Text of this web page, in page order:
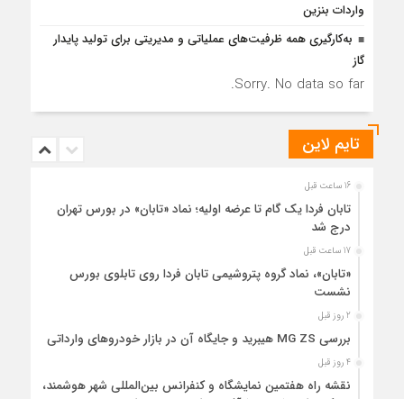
واردات بنزین
به‌کارگیری همه ظرفیت‌های عملیاتی و مدیریتی برای تولید پایدار
گاز
Sorry. No data so far.
تایم لاین
16 ساعت قبل
تابان فردا یک گام تا عرضه اولیه؛ نماد «تابان» در بورس تهران
درج شد
17 ساعت قبل
«تابان»، نماد گروه پتروشیمی تابان فردا روی تابلوی بورس
نشست
2 روز قبل
بررسی MG ZS هیبرید و جایگاه آن در بازار خودروهای وارداتی
4 روز قبل
نقشه راه هفتمین نمایشگاه و کنفرانس بین‌المللی شهر هوشمند،